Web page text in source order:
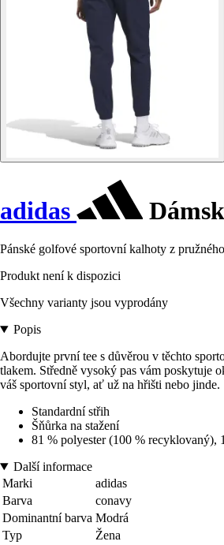
adidas
Pánské golfové sportovní kalhoty z
Produkt není k dispozici
Všechny varianty jsou vyprodány
Popis
Abordujte první tee s důvěrou v těchto
tlakem. Středně vysoký pas vám poskytuje
váš sportovní styl, ať už na hřišti nebo jinde.
Standardní střih
Šňůrka na stažení
81 % polyester (100 % recyklovaný),
Další informace
Marki
adidas
Barva
conavy
Dominantní barva Modrá
Typ
Žena